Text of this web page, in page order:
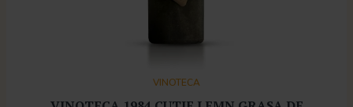
VINOTECA